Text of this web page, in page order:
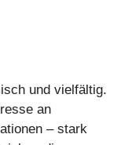
und vielfältig.
an
– stark